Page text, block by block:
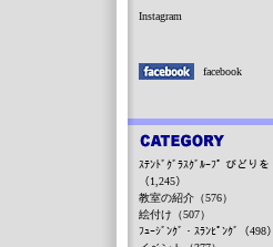
Instagram
facebook
ｽﾃﾝﾄﾞｸﾞﾗｽｸﾞﾙｰﾌﾟ びどりを
（1,245）
教室の紹介（576）
絵付け（507）
ﾌｭｰｼﾞﾝｸﾞ・ｽﾗﾝﾋﾟﾝｸﾞ（498）